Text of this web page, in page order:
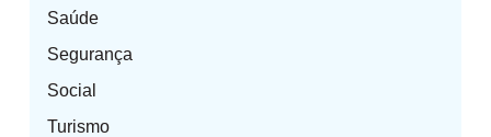
Saúde
Segurança
Social
Turismo